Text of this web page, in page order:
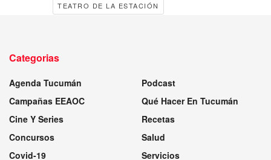
TEATRO DE LA ESTACIÓN
Categorias
Agenda Tucumán
Campañas EEAOC
Cine Y Series
Concursos
Covid-19
Podcast
Qué Hacer En Tucumán
Recetas
Salud
Servicios